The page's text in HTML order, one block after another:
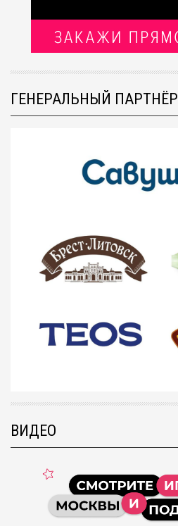
ГЕНЕРАЛЬНЫЙ ПАРТНЁР
ВИДЕО